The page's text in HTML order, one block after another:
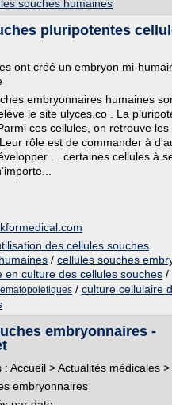
souches humaines
pluripotentes
ont créé un embryon mi-
embryonnaires humaines
le site ulyces.co . La
ces cellules, on retrouve les
rôle est de commander à
... certaines cellules à
des cellules souches
/ cellules souches
en culture des cellules souches /
/ culture cellulaire
embryonnaires -
: Accueil > Actualités médicales >
embryonnaires